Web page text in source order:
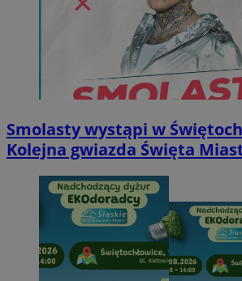
Smolasty wystąpi w
Kolejna gwiazda Święta